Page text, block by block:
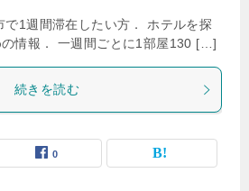
で1週間滞在したい方． ホテルを探
の情報． 一週間ごとに1部屋130 […]
続きを読む
0